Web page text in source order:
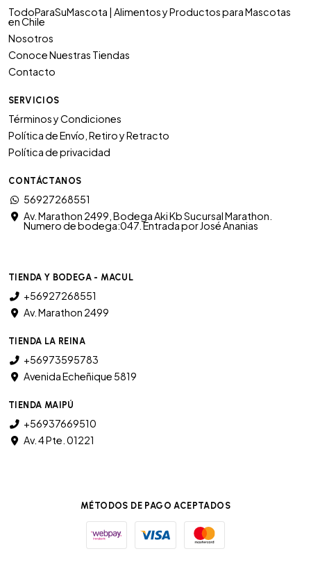
TodoParaSuMascota | Alimentos y Productos para Mascotas
en Chile
Nosotros
Conoce Nuestras Tiendas
Contacto
SERVICIOS
Términos y Condiciones
Política de Envío, Retiro y Retracto
Política de privacidad
CONTÁCTANOS
56927268551
Av. Marathon 2499, Bodega Aki Kb Sucursal Marathon.
Numero de bodega:047. Entrada por José Ananias
TIENDA Y BODEGA - MACUL
+56927268551
Av. Marathon 2499
TIENDA LA REINA
+56973595783
Avenida Echeñique 5819
TIENDA MAIPÚ
+56937669510
Av. 4 Pte. 01221
MÉTODOS DE PAGO ACEPTADOS